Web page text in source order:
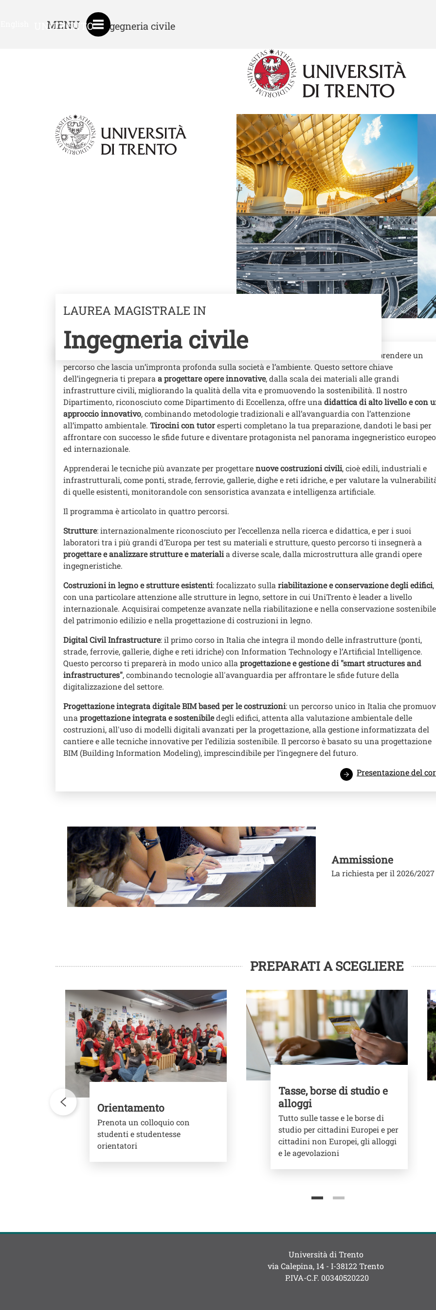
UNITRENTO Ingegneria civile
MENU
LAUREA MAGISTRALE IN
Ingegneria civile
Image
Scegliere il corso di laurea magistrale in Ingegneria Civile di UniTrento significa intraprendere un
percorso che lascia un’impronta profonda sulla società e l’ambiente. Questo settore chiave
dell’ingegneria ti prepara a progettare opere innovative, dalla scala dei materiali alle grandi
infrastrutture civili, migliorando la qualità della vita e promuovendo la sostenibilità. Il nostro
Dipartimento, riconosciuto come Dipartimento di Eccellenza, offre una didattica di alto livello e con
approccio innovativo, combinando metodologie tradizionali e all’avanguardia con l’attenzione
all’impatto ambientale. Tirocini con tutoresperti completano la tua preparazione, dandoti le basi per
affrontare con successo le sfide future e diventare protagonista nel panorama ingegneristico europeo
ed internazionale.
Apprenderai le tecniche più avanzate per progettarenuove costruzioni civili, cioè edili, industriali e
infrastrutturali, come ponti, strade, ferrovie, gallerie, dighe e reti idriche, e per valutare la
di quelle esistenti, monitorandole con sensoristica avanzata e intelligenza artificiale.
Il programma è articolato in quattro percorsi.
Strutture: internazionalmente riconosciuto per l’eccellenza nella ricerca e didattica, e per i suoi
laboratori tra i più grandi d’Europa per test su materiali e strutture, questo percorso ti insegnerà a
progettare e analizzare strutture e materialia diverse scale, dalla microstruttura alle grandi opere
ingegneristiche.
Costruzioni in legno e strutture esistenti: focalizzato sulla riabilitazione e conservazione degli edifici,
con una particolare attenzione alle strutture in legno, settore in cui UniTrento è leader a livello
internazionale. Acquisirai competenze avanzate nella riabilitazione e nella conservazione sostenibile
del patrimonio edilizio e nella progettazione di costruzioni in legno.
Digital Civil Infrastructure: il primo corso in Italia che integra il mondo delle infrastrutture (ponti,
strade, ferrovie, gallerie, dighe e reti idriche) con Information Technology e l’Artificial Intelligence.
Questo percorso ti preparerà in modo unico alla progettazione e gestione di "smart structures and
infrastructures", combinando tecnologie all'avanguardia per affrontare le sfide future della
digitalizzazione del settore.
Progettazione integrata digitale BIM based per le costruzioni: un percorso unico in Italia che
una progettazione integrata e sostenibiledegli edifici, attenta alla valutazione ambientale delle
costruzioni, all'uso di modelli digitali avanzati per la progettazione, alla gestione informatizzata del
cantiere e alle tecniche innovative per l’edilizia sostenibile. Il percorso è basato su una progettazione
BIM (Building Information Modeling), imprescindibile per l’ingegnere del futuro.
Presentazione del
Image
Ammissione
La richiesta per il 2026/
PREPARATI A SCEGLIERE
Image
Orientamento
Prenota un colloquio con
studenti e studentesse
orientatori
Image
Tasse, borse di studio e
alloggi
Tutto sulle tasse e le borse di
studio per cittadini Europei e per
cittadini non Europei, gli alloggi
e le agevolazioni
Università di Trento
via Calepina, 14 - I-38122 Trento
P.IVA-C.F. 003​40520220